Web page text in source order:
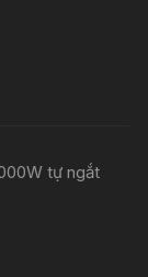
tự ngắt